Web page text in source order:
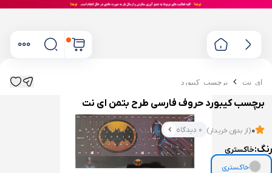
ای نت برچسب کیبورد
برچسب کیبورد حروف فارسی طرح بتمن ای نت
0(از بدون خریدار) 0 دیدگاه
رنگ:خاکستری
خاکستری